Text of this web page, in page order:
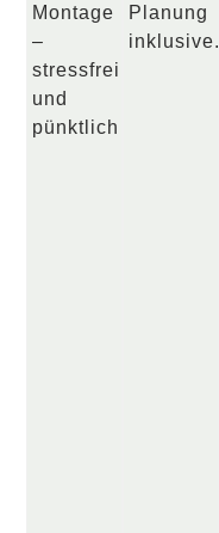
Montage
–
stressfrei
und
pünktlich
Planung
inklusive.